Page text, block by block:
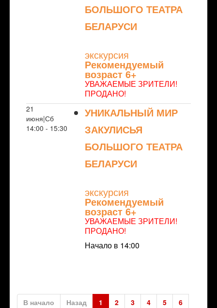
БОЛЬШОГО ТЕАТРА
БЕЛАРУСИ
экскурсия
Рекомендуемый
возраст 6+
УВАЖАЕМЫЕ ЗРИТЕЛИ!
ПРОДАНО!
21
июня|Сб
14:00 - 15:30
УНИКАЛЬНЫЙ МИР
ЗАКУЛИСЬЯ
БОЛЬШОГО ТЕАТРА
БЕЛАРУСИ
экскурсия
Рекомендуемый
возраст 6+
УВАЖАЕМЫЕ ЗРИТЕЛИ!
ПРОДАНО!
Начало в 14:00
В начало Назад 1 2 3 4 5
6